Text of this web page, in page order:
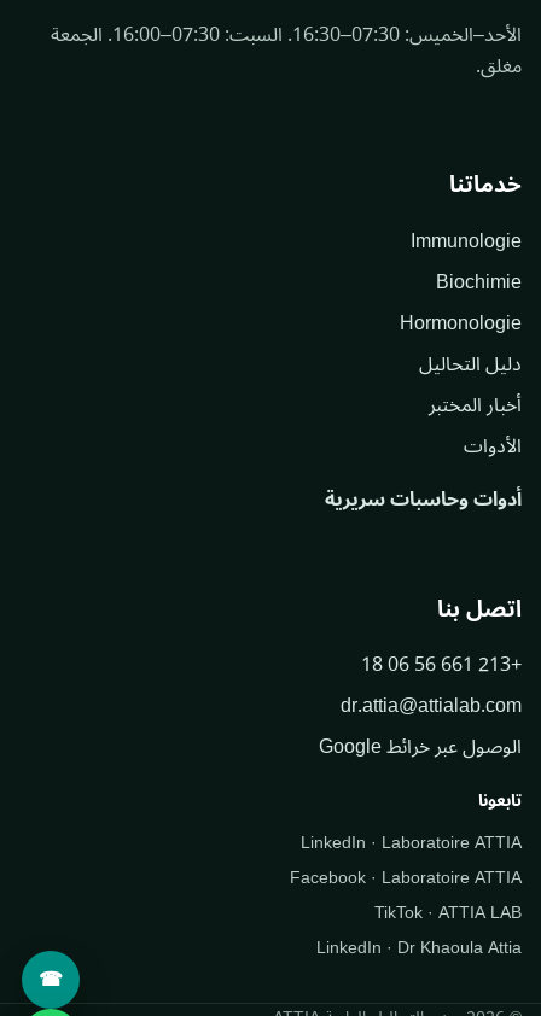
الأحد–الخميس: 07:30–16:30. السبت: 07:30–16:00. الجمعة
مغلق.
خدماتنا
Immunologie
Biochimie
Hormonologie
دليل التحاليل
أخبار المختبر
الأدوات
أدوات وحاسبات سريرية
اتصل بنا
+213 661 56 06 18
dr.attia@attialab.com
الوصول عبر خرائط Google
تابعونا
LinkedIn · Laboratoire ATTIA
Facebook · Laboratoire ATTIA
TikTok · ATTIA LAB
LinkedIn · Dr Khaoula Attia
☎